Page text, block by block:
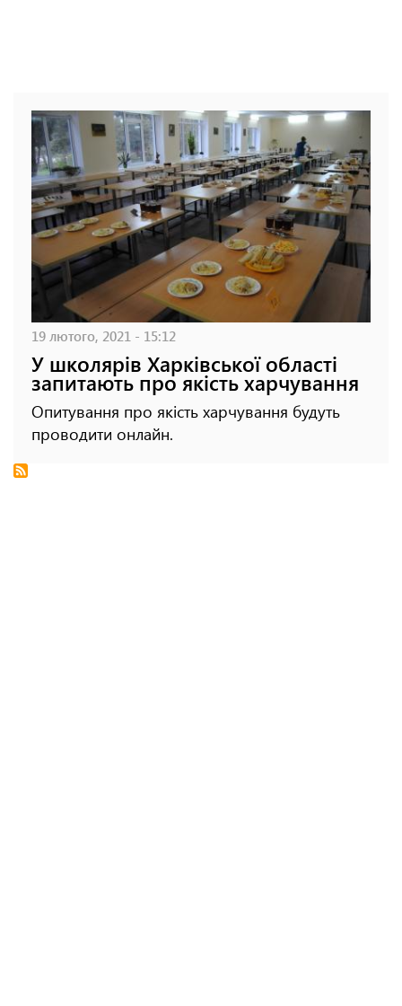
19 лютого, 2021 - 15:12
У школярів Харківської області
запитають про якість харчування
Опитування про якість харчування будуть
проводити онлайн.